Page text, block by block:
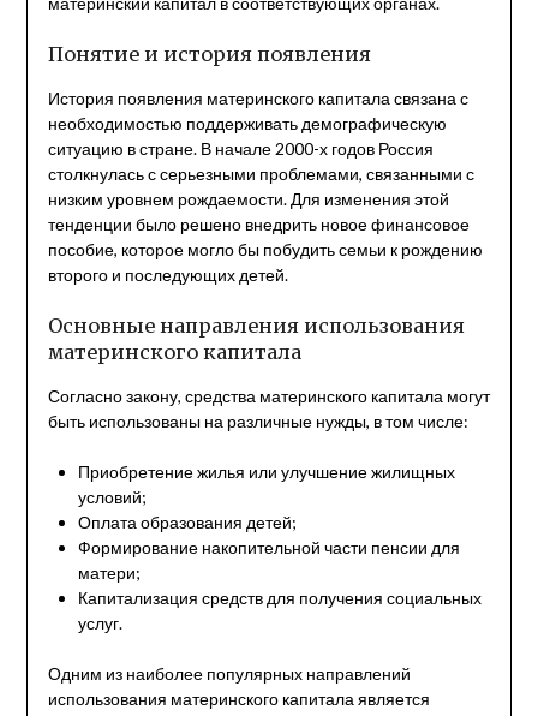
Понятие и история появления
История появления материнского капитала связана с
необходимостью поддерживать демографическую
ситуацию в стране. В начале 2000-х годов Россия
столкнулась с серьезными проблемами, связанными с
низким уровнем рождаемости. Для изменения этой
тенденции было решено внедрить новое финансовое
пособие, которое могло бы побудить семьи к рождению
второго и последующих детей.
Основные направления использования
материнского капитала
Согласно закону, средства материнского капитала могут
быть использованы на различные нужды, в том числе:
Приобретение жилья или улучшение жилищных
условий;
Оплата образования детей;
Формирование накопительной части пенсии для
матери;
Капитализация средств для получения социальных
услуг.
Одним из наиболее популярных направлений
использования материнского капитала является